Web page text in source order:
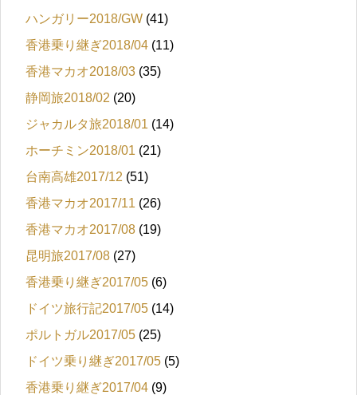
ハンガリー2018/GW (41)
香港乗り継ぎ2018/04 (11)
香港マカオ2018/03 (35)
静岡旅2018/02 (20)
ジャカルタ旅2018/01 (14)
ホーチミン2018/01 (21)
台南高雄2017/12 (51)
香港マカオ2017/11 (26)
香港マカオ2017/08 (19)
昆明旅2017/08 (27)
香港乗り継ぎ2017/05 (6)
ドイツ旅行記2017/05 (14)
ポルトガル2017/05 (25)
ドイツ乗り継ぎ2017/05 (5)
香港乗り継ぎ2017/04 (9)